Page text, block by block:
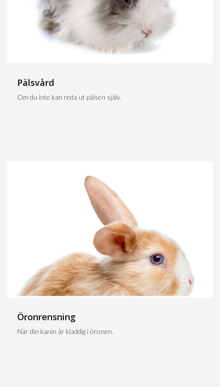
Pälsvård
Om du inte kan reda ut pälsen själv.
Öronrensning
När din kanin är kladdig i öronen.